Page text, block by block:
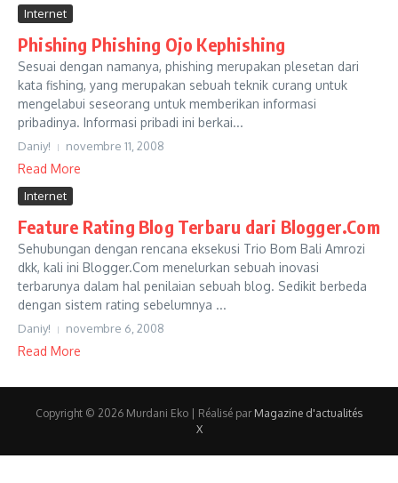
Internet
Phishing Phishing Ojo Kephishing
Sesuai dengan namanya, phishing merupakan plesetan dari
kata fishing, yang merupakan sebuah teknik curang untuk
mengelabui seseorang untuk memberikan informasi
pribadinya. Informasi pribadi ini berkai...
Daniy! novembre 11, 2008
Read More
Internet
Feature Rating Blog Terbaru dari Blogger.Com
Sehubungan dengan rencana eksekusi Trio Bom Bali Amrozi
dkk, kali ini Blogger.Com menelurkan sebuah inovasi
terbarunya dalam hal penilaian sebuah blog. Sedikit berbeda
dengan sistem rating sebelumnya ...
Daniy! novembre 6, 2008
Read More
Copyright © 2026 Murdani Eko | Réalisé par Magazine d'actualités
X